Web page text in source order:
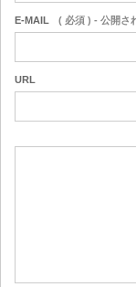
E-MAIL ( 必須 ) - 公開さ
URL